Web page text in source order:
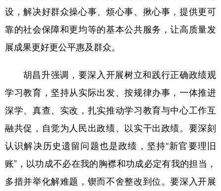
设，解决好群众操心事、烦心事、揪心事，提供更可
靠的社会保障和更均等的基本公共服务，让高质量发
展成果更好更公平惠及群众。
胡昌升强调，要深入开展树立和践行正确政绩观
学习教育，坚持从实际出发、按规律办事，一体推进
深学、真查、实改，扎实推动学习教育与中心工作互
融共促，自觉为人民出政绩、以实干出政绩。要深刻
认识解决历史遗留问题也是政绩，坚持“新官要理旧
账”，以功成不必在我的胸襟和功成必定有我的担当，
多措并举化解难题，锲而不舍整改到位。要深入开展